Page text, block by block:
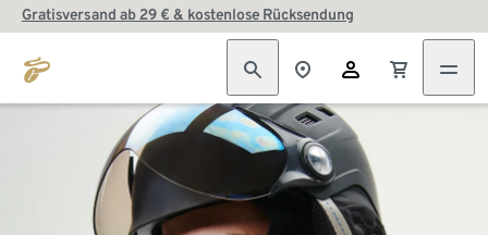
Gratisversand ab 29 € & kostenlose Rücksendung